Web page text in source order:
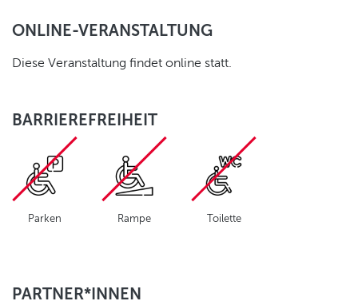
ONLINE-VERANSTALTUNG
Diese Veranstaltung findet online statt.
BARRIEREFREIHEIT
Parken Rampe Toilette
PARTNER*INNEN